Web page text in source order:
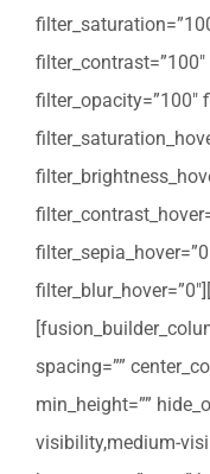
filter_contrast=”100″
filter_opacity=”100″
spacing=””
min_height=””
visibility,medium-